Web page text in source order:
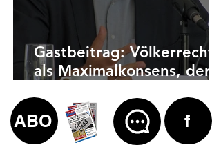
Gastbeitrag: Völkerrecht
als Maximalkonsens, der
ABO f